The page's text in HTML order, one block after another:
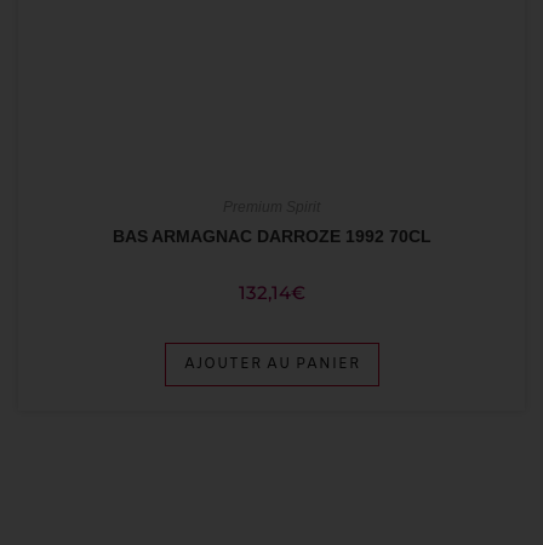
BAS ARMAGNAC DARROZE 1992 70CL
132,14€
AJOUTER AU PANIER